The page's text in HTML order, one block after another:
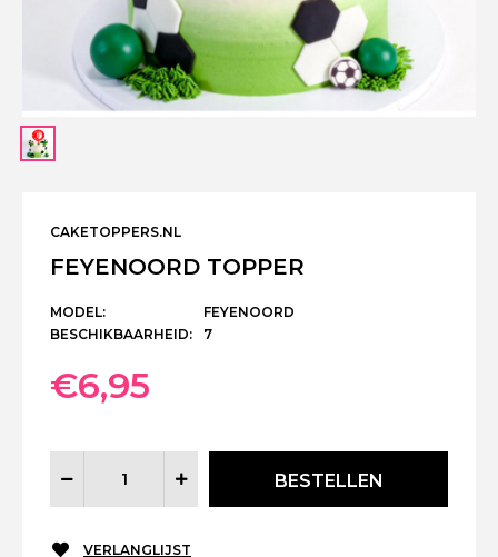
CAKETOPPERS.NL
FEYENOORD TOPPER
MODEL:
BESCHIKBAARHEID:
FEYENOORD
7
€6,95
VERLANGLIJST